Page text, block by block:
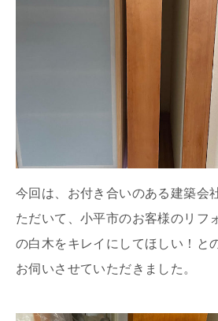
今回は、お付き合いのある建築会
ただいて、小平市のお客様のリフ
の白木をキレイにしてほしい！と
お伺いさせていただきました。